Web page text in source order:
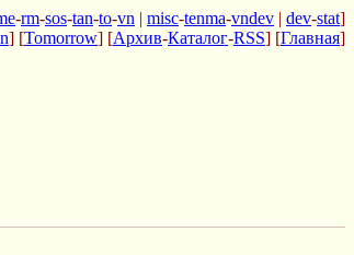
-rm-sos-tan-to-vn | misc-tenma-vndev | dev-stat]
] [Tomorrow] [Архив-Каталог-RSS] [Главная]